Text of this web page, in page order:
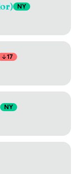
NY
17
NY